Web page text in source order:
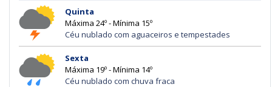
Quinta
Máxima 24º - Mínima 15º
Céu nublado com aguaceiros e tempestades
Sexta
Máxima 19º - Mínima 14º
Céu nublado com chuva fraca